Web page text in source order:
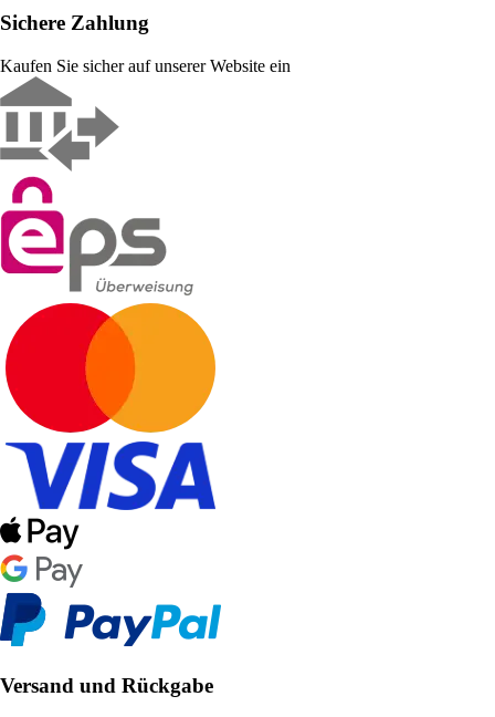
Sichere Zahlung
Kaufen Sie sicher auf unserer Website ein
Versand und Rückgabe